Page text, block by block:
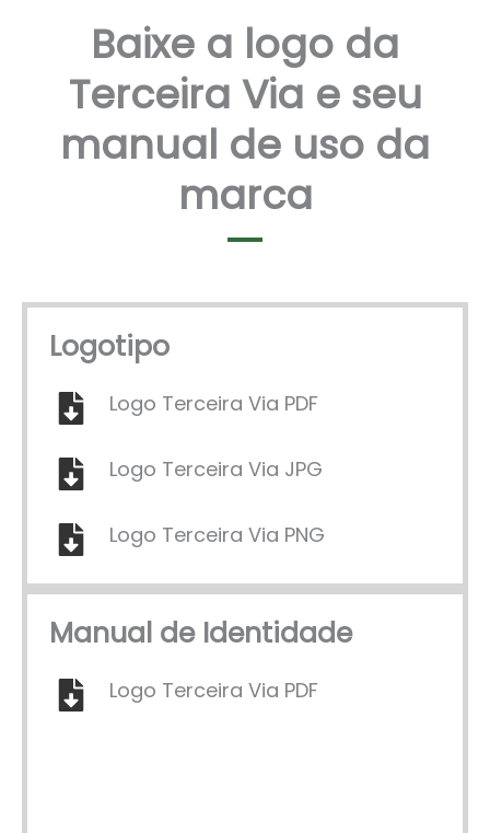
Baixe a logo da
Terceira Via e seu
manual de uso da
marca
Logotipo
Logo Terceira Via PDF
Logo Terceira Via JPG
Logo Terceira Via PNG
Manual de Identidade
Logo Terceira Via PDF